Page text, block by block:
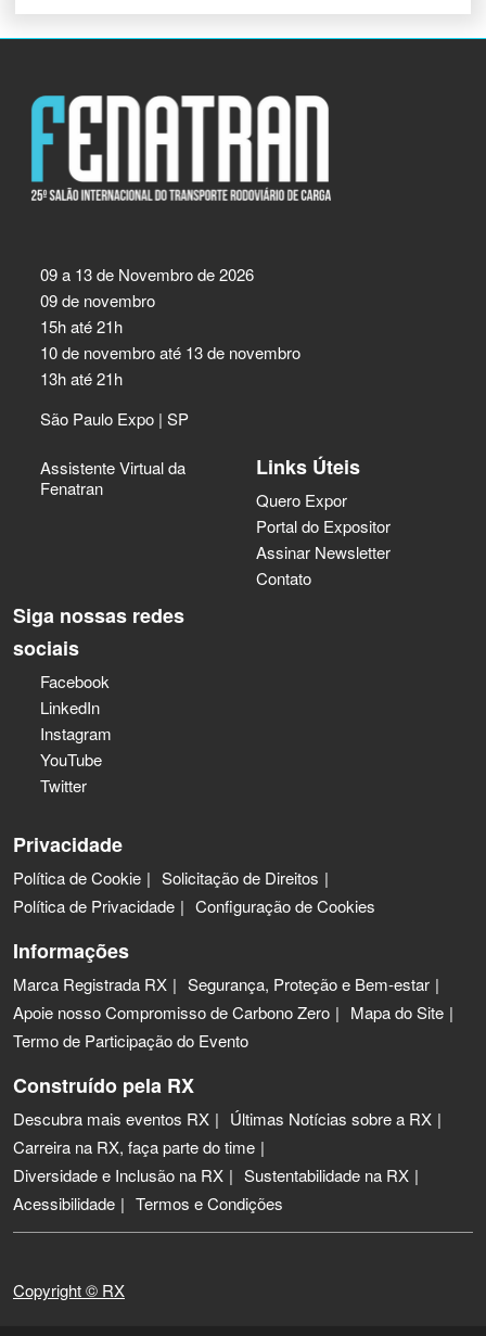
09 a 13 de Novembro de 2026
09 de novembro
15h até 21h
10 de novembro até 13 de novembro
13h até 21h
São Paulo Expo | SP
Assistente Virtual da
Fenatran
Links Úteis
Quero Expor
Portal do Expositor
Assinar Newsletter
Contato
Siga nossas redes
sociais
Facebook
LinkedIn
Instagram
YouTube
Twitter
Privacidade
Política de Cookie
Solicitação de Direitos
Política de Privacidade
Configuração de Cookies
Informações
Marca Registrada RX
Segurança, Proteção e Bem-estar
Apoie nosso Compromisso de Carbono Zero
Mapa do Site
Termo de Participação do Evento
Construído pela RX
Descubra mais eventos RX
Últimas Notícias sobre a RX
Carreira na RX, faça parte do time
Diversidade e Inclusão na RX
Sustentabilidade na RX
Acessibilidade
Termos e Condições
Copyright © RX